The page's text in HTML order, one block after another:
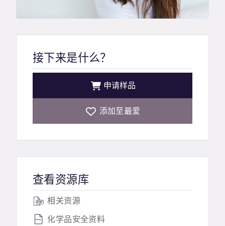
接下来是什么？
申请样品
添加至最爱
查看资源库
相关资源
化学品安全资料